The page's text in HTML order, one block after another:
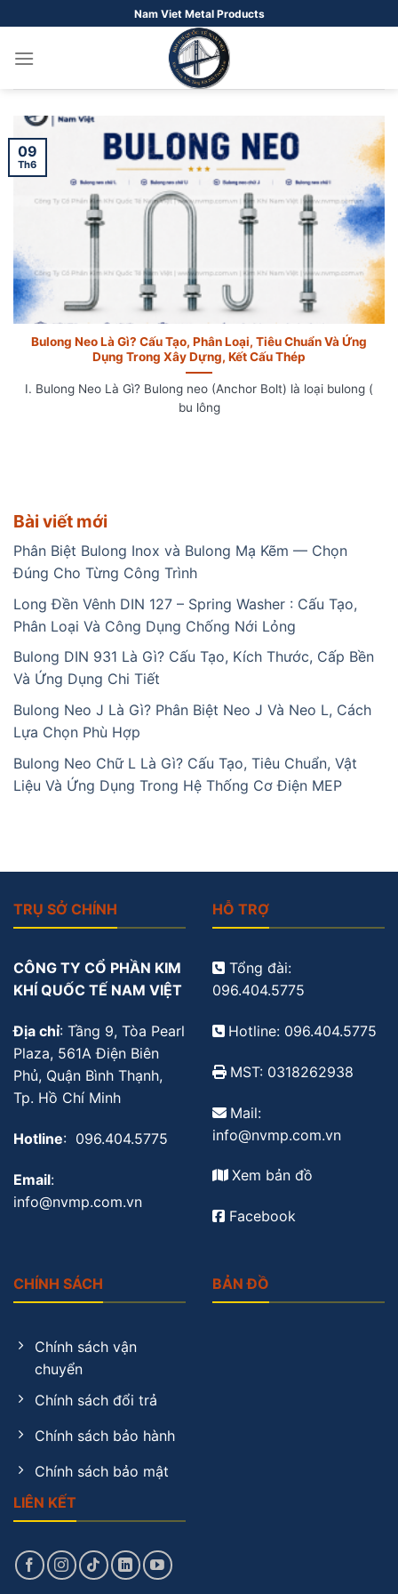
qua
nội
Nam Viet Metal Products
Bài viết mới
Phân Biệt Bulong Inox và Bulong Mạ Kẽm — Chọn
Đúng Cho Từng Công Trình
Long Đền Vênh DIN 127 – Spring Washer : Cấu Tạo,
Phân Loại Và Công Dụng Chống Nới Lỏng
Bulong DIN 931 Là Gì? Cấu Tạo, Kích Thước, Cấp Bền
Và Ứng Dụng Chi Tiết
Bulong Neo J Là Gì? Phân Biệt Neo J Và Neo L, Cách
Lựa Chọn Phù Hợp
Bulong Neo Chữ L Là Gì? Cấu Tạo, Tiêu Chuẩn, Vật
Liệu Và Ứng Dụng Trong Hệ Thống Cơ Điện MEP
Bulong Neo Là Gì? Cấu Tạo, Phân Loại, Tiêu Chuẩn Và Ứng
Dụng Trong Xây Dựng, Kết Cấu Thép
I. Bulong Neo Là Gì? Bulong neo (Anchor Bolt) là loại bulong (
bu lông
09
Th6
TRỤ SỞ CHÍNH
CÔNG TY CỔ PHẦN KIM
KHÍ QUỐC TẾ NAM VIỆT
Địa chỉ: Tầng 9, Tòa Pearl
Plaza, 561A Điện Biên
Phủ, Quận Bình Thạnh,
Tp. Hồ Chí Minh
Hotline: 096.404.5775
Email:
info@nvmp.com.vn
HỖ TRỢ
Tổng đài:
096.404.5775
Hotline: 096.404.5775
MST: 0318262938
Mail:
info@nvmp.com.vn
Xem bản đồ
Facebook
CHÍNH SÁCH
Chính sách vận
chuyển
Chính sách đổi trả
Chính sách bảo hành
Chính sách bảo mật
LIÊN KẾT
BẢN ĐỒ